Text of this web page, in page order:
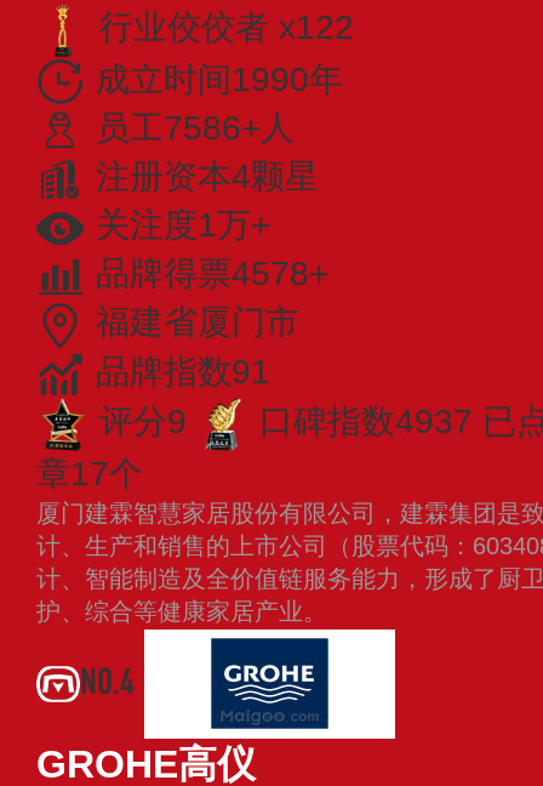
行业佼佼者 x122
成立时间1990年
员工7586+人
注册资本4颗星
关注度1万+
品牌得票4578+
福建省厦门市
品牌指数91
评分9
口碑指数4937 已
章17个
厦门建霖智慧家居股份有限公司，建霖集团是
计、生产和销售的上市公司（股票代码：
计、智能制造及全价值链服务能力，形成了厨
护、综合等健康家居产业。
NO.4
GROHE高仪